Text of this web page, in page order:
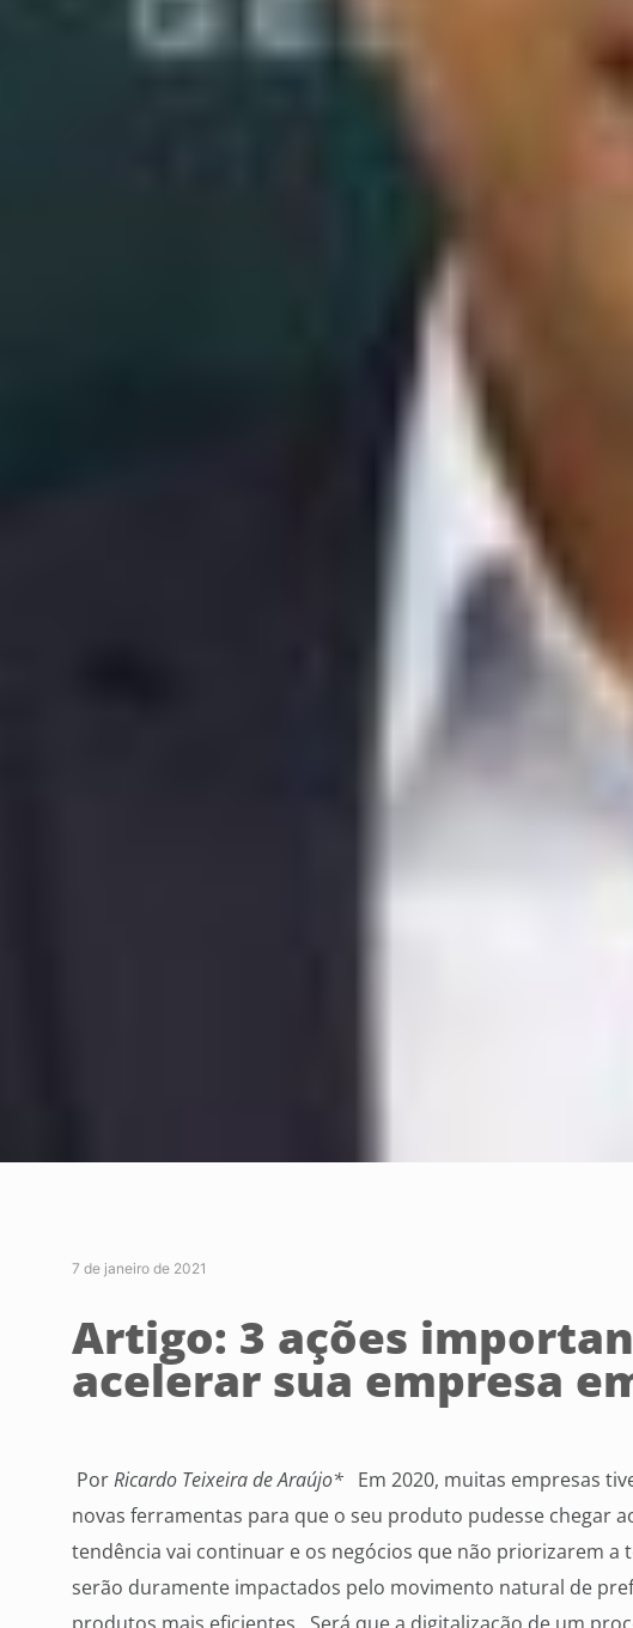
7 de janeiro de 2021
Artigo: 3 ações
acelerar sua empresa
PorRicardo Teixeira de Araújo* Em 2020, muitas empresas
novas ferramentas para que o seu produto pudesse chegar
tendência vai continuar e os negócios que não priorizarem a
serão duramente impactados pelo movimento natural de